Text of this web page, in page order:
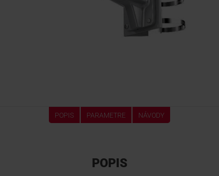
POPIS PARAMETRE NÁVODY
POPIS